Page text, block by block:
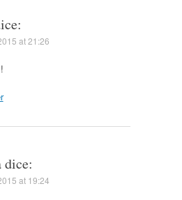
at 21:26
dice:
at 19:24